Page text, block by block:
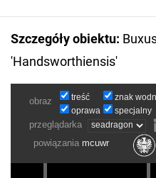
Szczegóły obiektu:
'Handsworthiensis'